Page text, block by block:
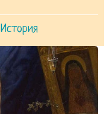
История